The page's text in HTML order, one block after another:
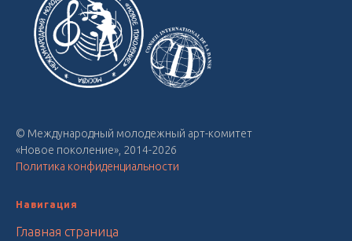
© Международный молодежный арт-комитет
«Новое поколение», 2014-2026
Политика конфиденциальности
Навигация
Главная страница